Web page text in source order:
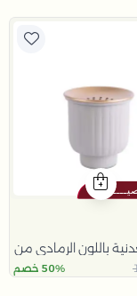
باللون الرمادي من
50% خصم